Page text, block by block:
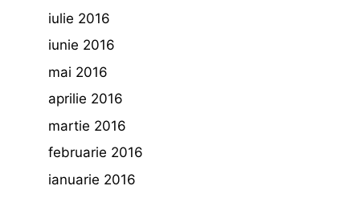
iulie 2016
iunie 2016
mai 2016
aprilie 2016
martie 2016
februarie 2016
ianuarie 2016